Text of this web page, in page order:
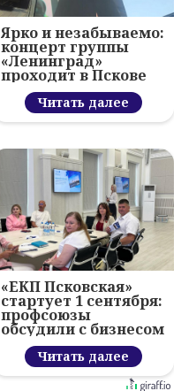
Ярко и незабываемо:
концерт группы
«Ленинград»
проходит в Пскове
Читать далее
«ЕКП Псковская»
стартует 1 сентября:
профсоюзы
обсудили с бизнесом
новый цифровой
проектЧитать далее